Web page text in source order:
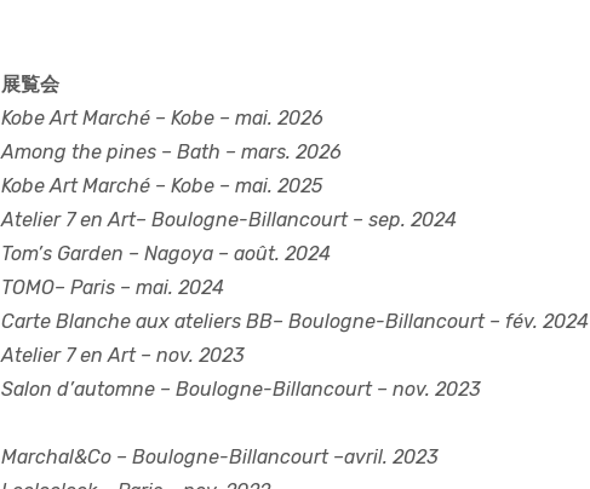
展覧会
Kobe Art Marché – Kobe – mai. 2026
Among the pines – Bath – mars. 2026
Kobe Art Marché – Kobe – mai. 2025
Atelier 7 en Art– Boulogne-Billancourt – sep. 2024
Tom’s Garden – Nagoya – août. 2024
TOMO– Paris – mai. 2024
Carte Blanche aux ateliers BB– Boulogne-Billancourt – fév. 2024
Atelier 7 en Art – nov. 2023
Salon d’automne – Boulogne-Billancourt – nov. 2023
Marchal&Co – Boulogne-Billancourt –avril. 2023